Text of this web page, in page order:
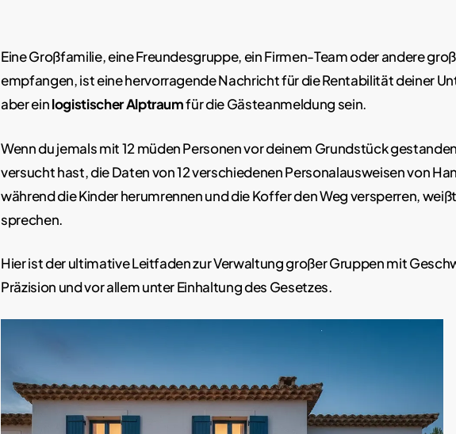
Eine Großfamilie, eine Freundesgruppe, ein Firmen-Team oder andere
empfangen, ist eine hervorragende Nachricht für die Rentabilität deiner
aber einlogistischer Alptraumfür die Gästeanmeldung sein.
Wenn du jemals mit 12 müden Personen vor deinem Grundstück
versucht hast, die Daten von 12 verschiedenen Personalausweisen von
während die Kinder herumrennen und die Koffer den Weg versperren,
sprechen.
Hier ist der ultimative Leitfaden zur Verwaltung großer Gruppen mit
Präzision und vor allem unter Einhaltung des Gesetzes.